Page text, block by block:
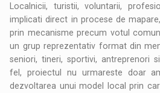
Localnicii, turistii, voluntarii,
implicati direct in procese de
prin mecanisme precum votul
un grup reprezentativ format din
seniori, tineri, sportivi, antreprenori
fel, proiectul nu urmareste doar
dezvoltarea unui model local prin